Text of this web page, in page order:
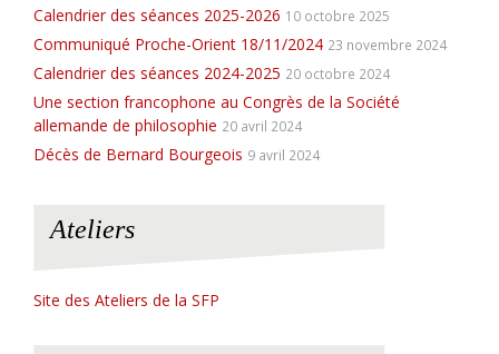
Calendrier des séances 2025-2026 10 octobre 2025
Communiqué Proche-Orient 18/11/2024 23 novembre 2024
Calendrier des séances 2024-2025 20 octobre 2024
Une section francophone au Congrès de la Société
allemande de philosophie 20 avril 2024
Décès de Bernard Bourgeois 9 avril 2024
Ateliers
Site des Ateliers de la SFP